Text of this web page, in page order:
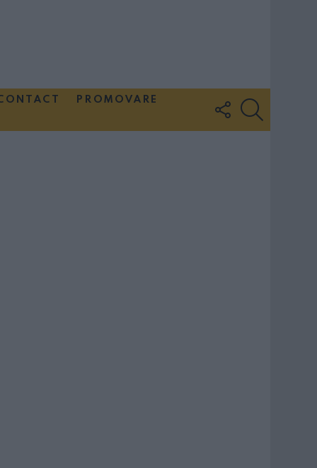
PROMOVARE
FOLLOW
US